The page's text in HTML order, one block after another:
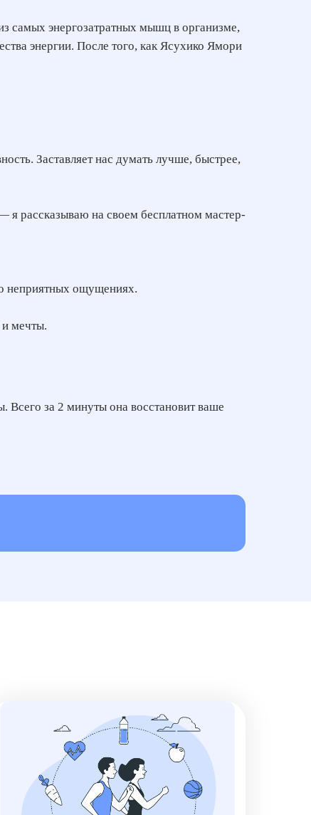
энергозатратных мышц в организме,
энергии. После того, как Ясухико Ямори
Заставляет нас думать лучше, быстрее,
рассказываю на своем бесплатном мастер-
неприятных ощущениях.
и мечты.
Всего за 2 минуты она восстановит ваше